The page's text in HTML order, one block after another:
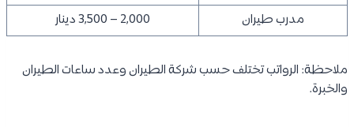
مدرب طيران
2,000 – 3,500 دينار
ملاحظة: الرواتب تختلف حسب شركة الطيران وعدد ساعات الطيران
والخبرة.